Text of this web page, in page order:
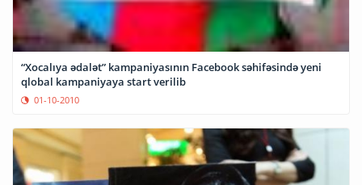
“Xocalıya ədalət” kampaniyasının Facebook səhifəsində yeni
qlobal kampaniyaya start verilib
01-10-2010